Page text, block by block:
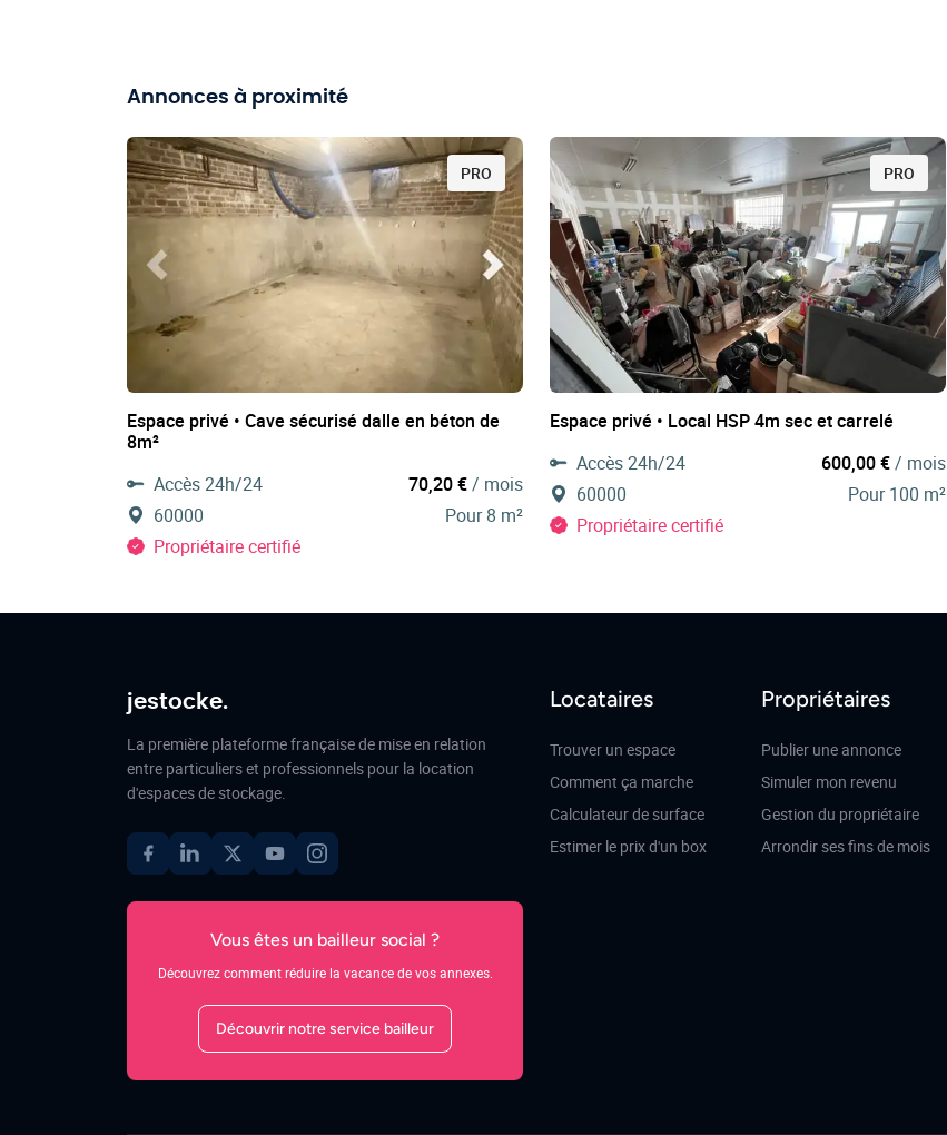
Annonces à proximité
PRO
Espace privé • Cave sécurisé dalle en béton de
8m²
Accès 24h/24
60000
Propriétaire certifié
70,20 €/ mois
Pour 8 m²
PRO
Espace privé • Local HSP 4m sec et carrelé
Accès 24h/24
60000
Propriétaire certifié
600,00 €/ mois
Pour 100 m²
jestocke.
La première plateforme française de mise en relation
entre particuliers et professionnels pour la location
d'espaces de stockage.
Vous êtes un bailleur social ?
Découvrez comment réduire la vacance de vos annexes.
Découvrir notre service bailleur
Locataires
Trouver un espace
Comment ça marche
Calculateur de surface
Estimer le prix d'un box
Propriétaires
Publier une annonce
Simuler mon revenu
Gestion du propriétaire
Arrondir ses fins de mois